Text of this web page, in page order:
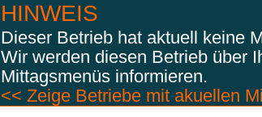
HINWEIS
Dieser Betrieb hat aktuell keine
Wir werden diesen Betrieb über
Mittagsmenüs informieren.
<< Zeige Betriebe mit akuellen